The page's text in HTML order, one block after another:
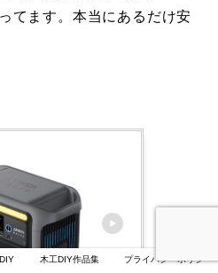
てます。本当にあるだけ安
木工DIY作品集 プライバシーポリシー